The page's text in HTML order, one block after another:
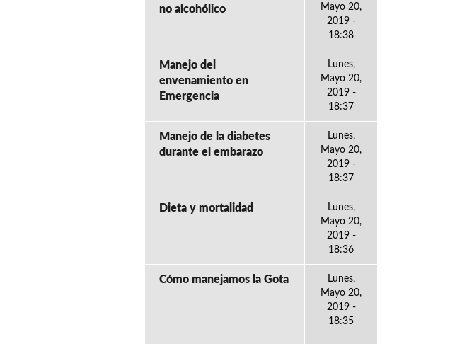
no alcohólico
Mayo 20,
2019 -
18:38
Manejo del
envenamiento en
Emergencia
Lunes,
Mayo 20,
2019 -
18:37
Manejo de la diabetes
durante el embarazo
Lunes,
Mayo 20,
2019 -
18:37
Dieta y mortalidad
Lunes,
Mayo 20,
2019 -
18:36
Cómo manejamos la Gota
Lunes,
Mayo 20,
2019 -
18:35